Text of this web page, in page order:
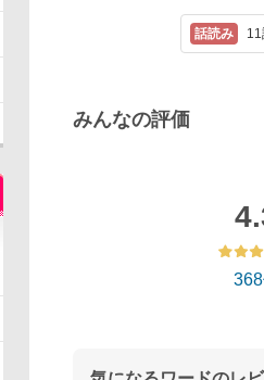
みんなの評価